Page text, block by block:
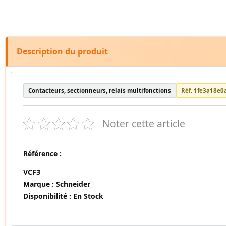
Description du produit
Contacteurs, sectionneurs, relais multifonctions Réf.
Noter cette article
Référence :
VCF3
Marque : Schneider
Disponibilité : En Stock